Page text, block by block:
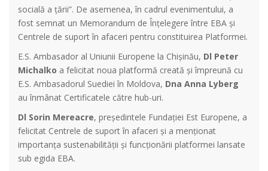
socială a țării”. De asemenea, în cadrul evenimentului, a
fost semnat un Memorandum de Înțelegere între EBA și
Centrele de suport în afaceri pentru constituirea Platformei.
E.S. Ambasador al Uniunii Europene la Chișinău, Dl Peter
Michalko a felicitat noua platformă creată și împreună cu
E.S. Ambasadorul Suediei în Moldova, Dna Anna Lyberg
au înmânat Certificatele către hub-uri.
Dl Sorin Mereacre, președintele Fundației Est Europene, a
felicitat Centrele de suport în afaceri și a menționat
importanța sustenabilității și funcționării platformei lansate
sub egida EBA.